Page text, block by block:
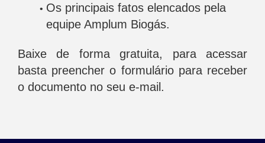
Os principais fatos elencados pela
equipe Amplum Biogás.
Baixe de forma gratuita, para acessar
basta preencher o formulário para receber
o documento no seu e-mail.